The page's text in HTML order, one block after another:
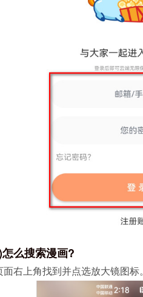
么搜索漫画?
右上角找到并点选放大镜图标。